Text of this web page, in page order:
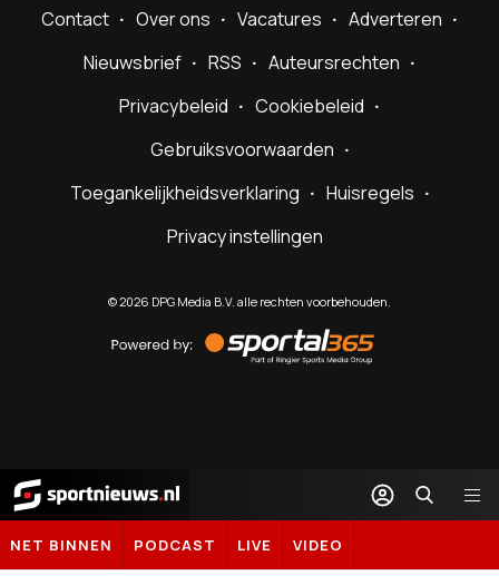
Contact Over ons Vacatures
Adverteren
Nieuwsbrief
RSS
Auteursrechten
Privacybeleid
Cookiebeleid
Gebruiksvoorwaarden
Toegankelijkheidsverklaring
Huisregels
Privacy instellingen
©2026 DPG Media B.V. alle rechten voorbehouden.
by
Sportal365
Sportnieuws.nl
NET BINNEN PODCAST LIVE VIDEO